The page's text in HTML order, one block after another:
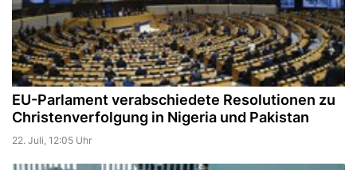
EU-Parlament verabschiedete Resolutionen zu
Christenverfolgung in Nigeria und Pakistan
22. Juli, 12:05 Uhr